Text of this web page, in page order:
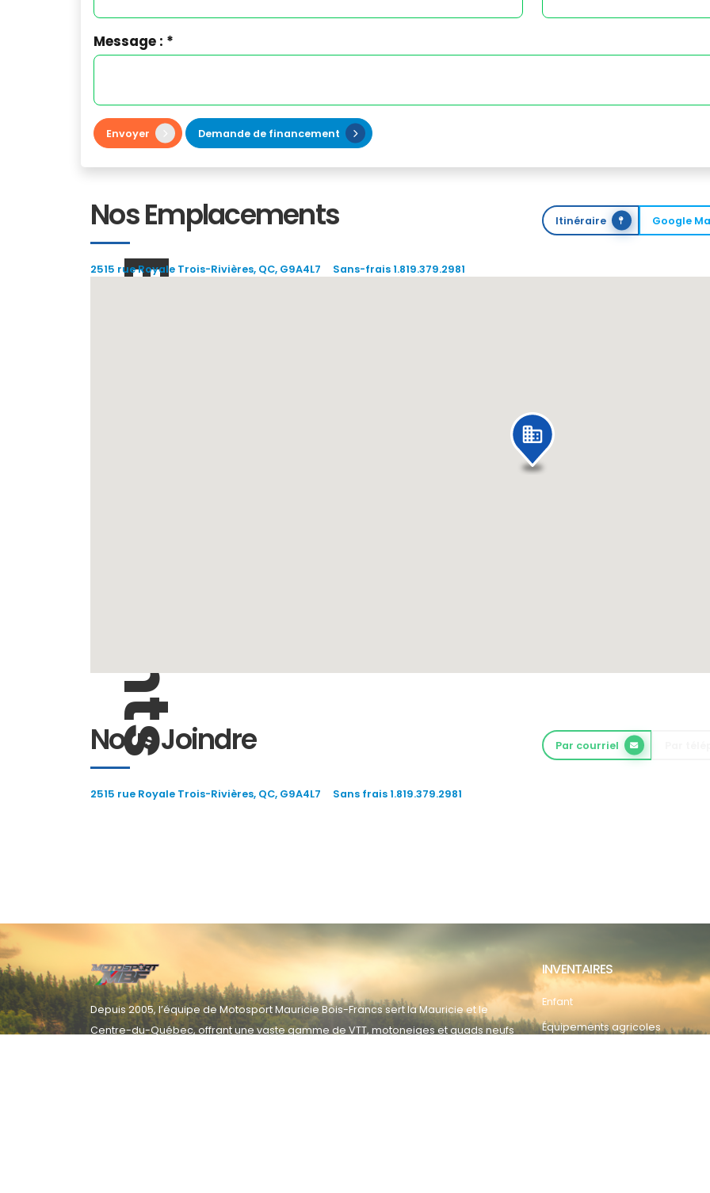
Message : *
Envoyer Demande de financement
Nos Emplacements
2515 rue Royale Trois-Rivières, QC, G9A4L7 Sans-frais 1.819.379.2981
Itinéraire Google
Nous Joindre
2515 rue Royale Trois-Rivières, QC, G9A4L7 Sans frais 1.819.379.2981
Par courriel
Depuis 2005, l’équipe de Motosport Mauricie Bois-Francs sert la Mauricie et le
Centre-du-Québec, offrant une vaste gamme de VTT, motoneiges et quads neufs
INVENTAIRES
Enfant
Équipements agricoles